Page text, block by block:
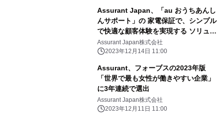
Assurant Japan、「au おうちあんし
んサポート」の 家電保証で、シンプル
で快適な顧客体験を実現する ソリュー
ションを提供
Assurant Japan株式会社
2023年12月14日 11:00
Assurant、フォーブスの2023年版
「世界で最も女性が働きやすい企業」
に3年連続で選出
Assurant Japan株式会社
2023年12月11日 11:00